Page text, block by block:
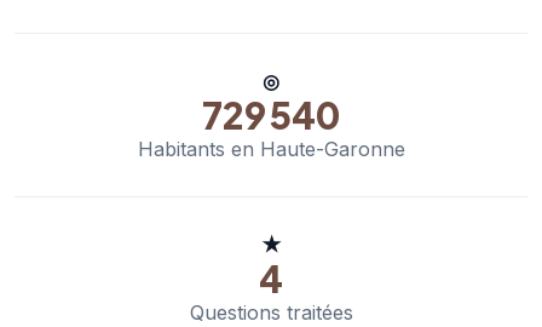
◎
729 540
Habitants en Haute-Garonne
★
4
Questions traitées